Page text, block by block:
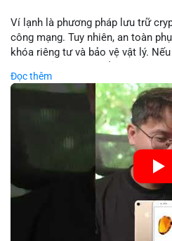
Lời khuyên: Nhà đầu tư nhỏ lẻ
nhận và tránh vào lệnh đòn bẩy
sát phản ứng giá tại vùng hỗ trợ
#89btc #mempoolbitcoin
#phantichonchain
Ví lạnh là phương pháp lưu trữ
công mạng. Tuy nhiên, an toàn
khóa riêng tư và bảo vệ vật lý.
nên kết hợp với biện pháp dự
nhà sản xuất uy tín.
🎥 Xem video trực tiếp tại:
Nguồn: 5 Phút Crypto
Đọc thêm